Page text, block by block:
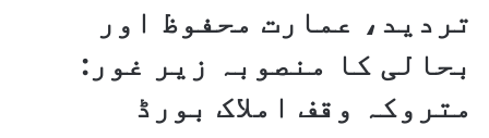
تردید، عمارت محفوظ اور
بحالی کا منصوبہ زیر غور:
متروکہ وقف املاک بورڈ